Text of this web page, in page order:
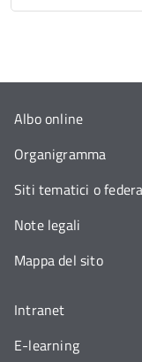
Albo online
Organigramma
Siti tematici o
Note legali
Mappa del sito
Intranet
E-learning